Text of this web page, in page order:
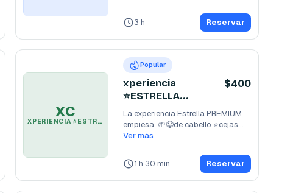
3 h Reservar
XC
XPERIENCIA ⭐️ESTRELLA PREMIUM 🌟 BIEN CHIDO
Popular
xperiencia
⭐️ESTRELLA
PREMIUM 🌟
BIEN CHIDO
$400
La experiencia Estrella PREMIUM
empiesa, 🌱😀de cabello ⭐️cejas
🌟+Masaje
Ver más
1 h 30 min Reservar